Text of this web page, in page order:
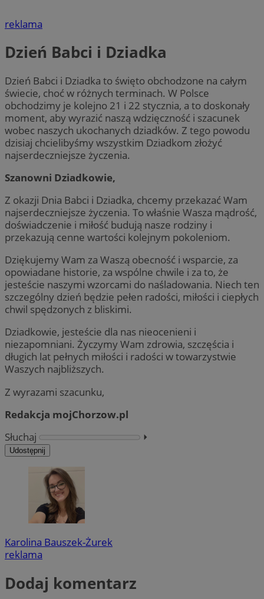
reklama
Dzień Babci i Dziadka
Dzień Babci i Dziadka to święto obchodzone na całym
świecie, choć w różnych terminach. W Polsce
obchodzimy je kolejno 21 i 22 stycznia, a to doskonały
moment, aby wyrazić naszą wdzięczność i szacunek
wobec naszych ukochanych dziadków. Z tego powodu
dzisiaj chcielibyśmy wszystkim Dziadkom złożyć
najserdeczniejsze życzenia.
Szanowni Dziadkowie,
Z okazji Dnia Babci i Dziadka, chcemy przekazać Wam
najserdeczniejsze życzenia. To właśnie Wasza mądrość,
doświadczenie i miłość budują nasze rodziny i
przekazują cenne wartości kolejnym pokoleniom.
Dziękujemy Wam za Waszą obecność i wsparcie, za
opowiadane historie, za wspólne chwile i za to, że
jesteście naszymi wzorcami do naśladowania. Niech ten
szczególny dzień będzie pełen radości, miłości i ciepłych
chwil spędzonych z bliskimi.
Dziadkowie, jesteście dla nas nieocenieni i
niezapomniani. Życzymy Wam zdrowia, szczęścia i
długich lat pełnych miłości i radości w towarzystwie
Waszych najbliższych.
Z wyrazami szacunku,
Redakcja mojChorzow.pl
Słuchaj
⏵︎
Udostępnij
Karolina Bauszek-Żurek
reklama
Dodaj komentarz